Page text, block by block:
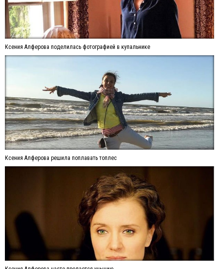
Ксения Алферова поделилась фотографией в купальнике
Ксения Алферова решила поплавать топлес